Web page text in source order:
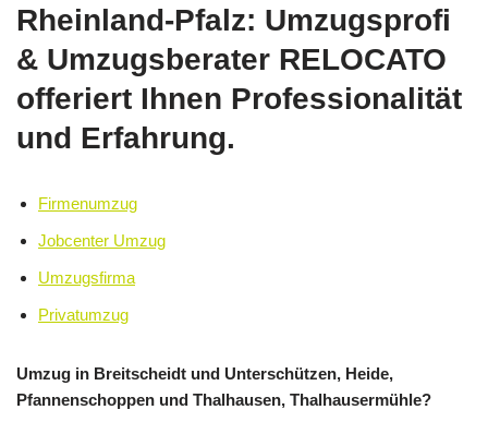
Rheinland-Pfalz: Umzugsprofi
& Umzugsberater RELOCATO
offeriert Ihnen Professionalität
und Erfahrung.
Firmenumzug
Jobcenter Umzug
Umzugsfirma
Privatumzug
Umzug in Breitscheidt und Unterschützen, Heide,
Pfannenschoppen und Thalhausen, Thalhausermühle?